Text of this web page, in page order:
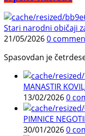
Stari narodni običaji
21/05/20260
Spasovdan je
MANASTIR
13/02/20260
PIMNICE
30/01/20260